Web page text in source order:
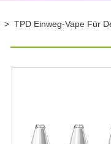
> TPD Einweg-Vape Für